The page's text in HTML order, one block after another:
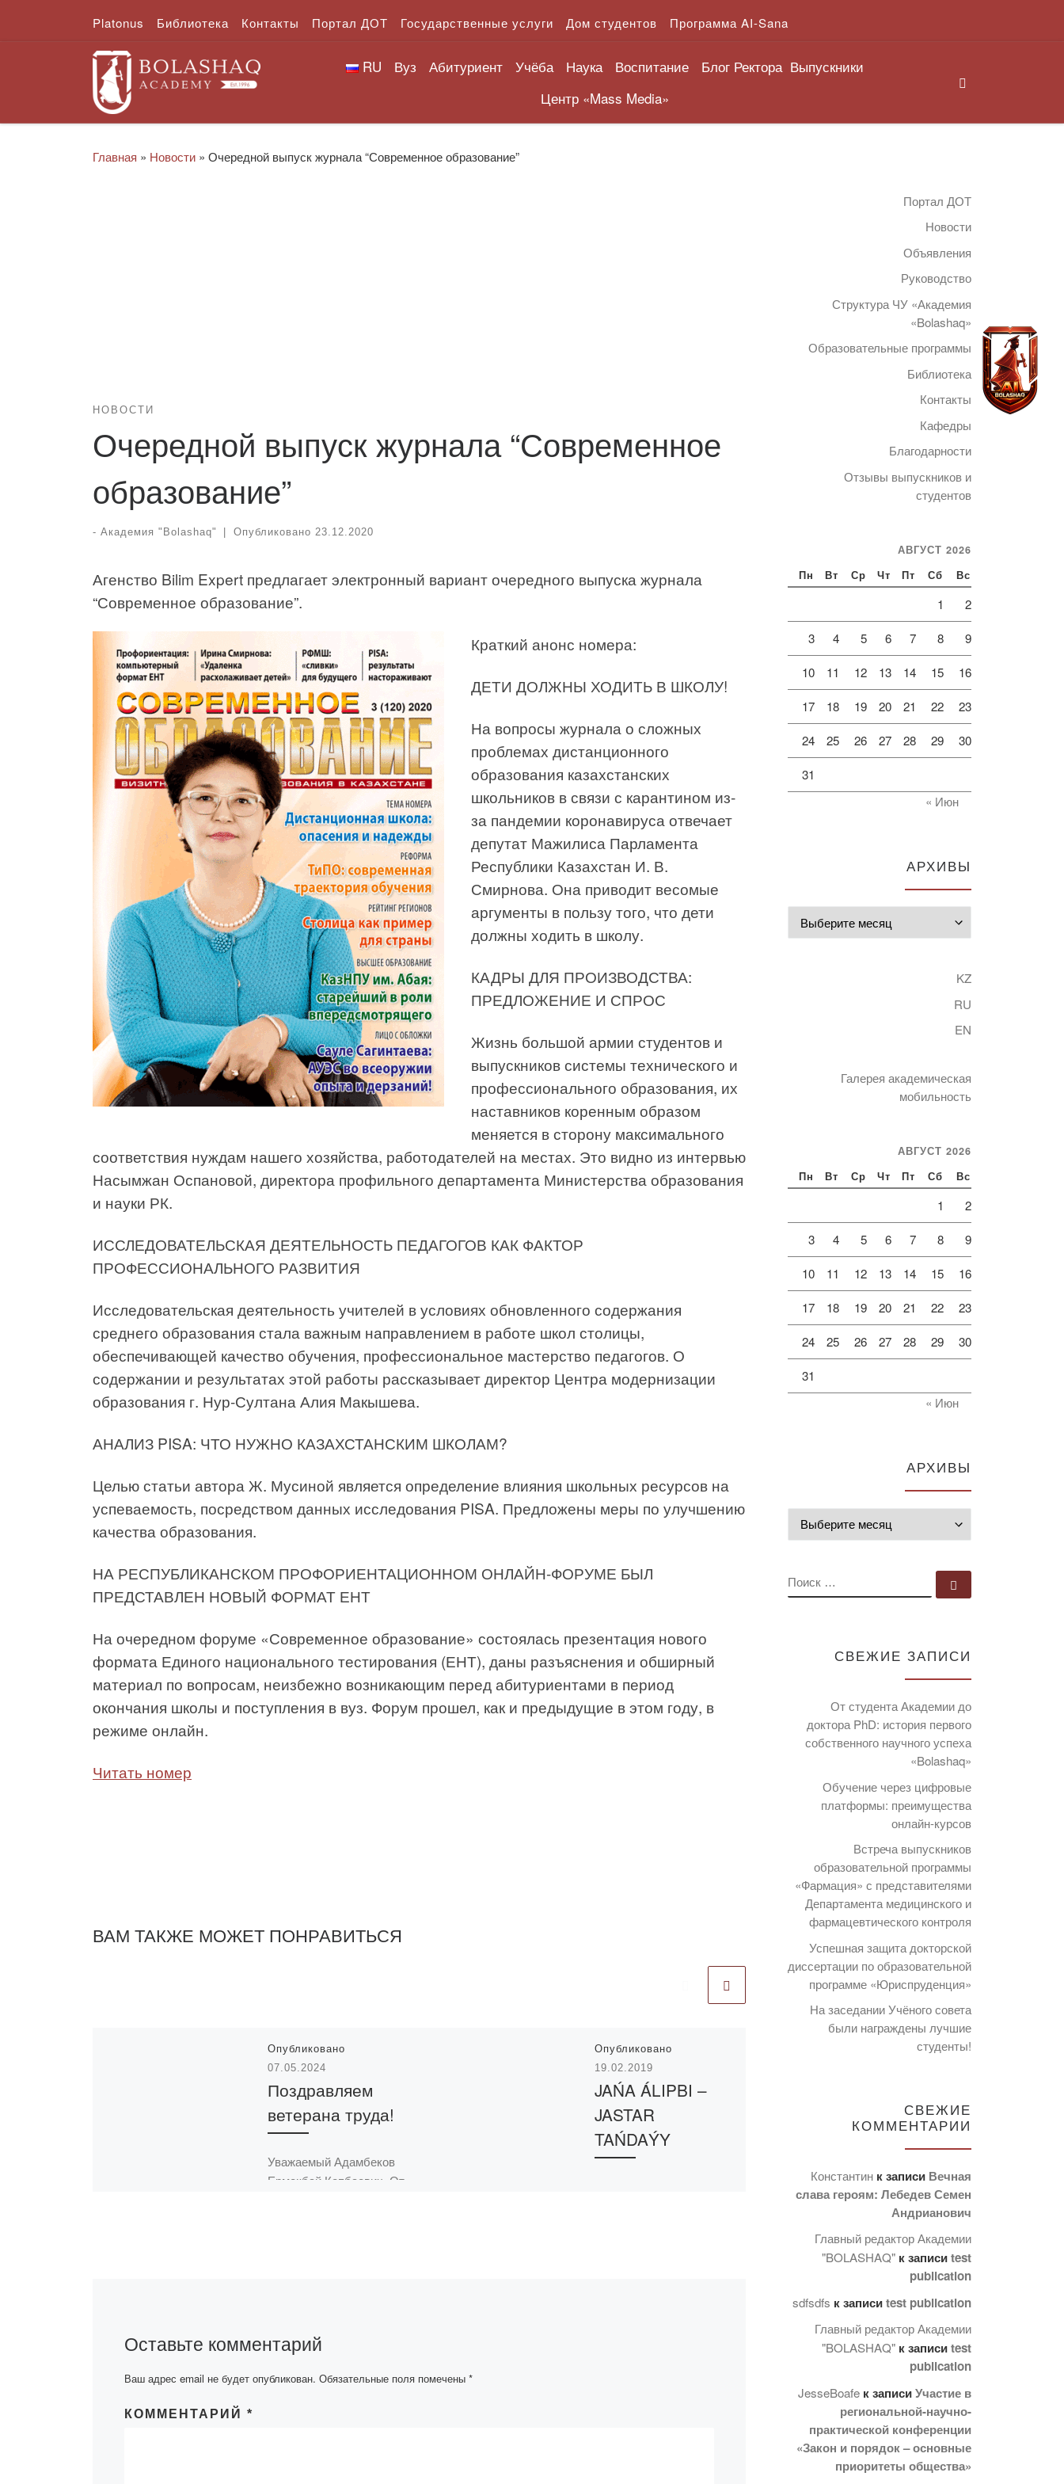
Перейти к содержимому
Platonus Библиотека Контакты Портал ДОТ Государственные услуги Дом студентов Программа AI-Sana
RU Вуз Абитуриент Учёба Наука Воспитание Блог Ректора Выпускники
Центр «Mass Media»
Главная » Новости » Очередной выпуск журнала “Современное образование”
НОВОСТИ
Очередной выпуск журнала “Современное
образование”
- Академия "Bolashaq" Опубликовано 23.12.2020
Агенство Bilim Expert предлагает электронный вариант очередного выпуска журнала
“Современное образование”.
Краткий анонс номера:
ДЕТИ ДОЛЖНЫ ХОДИТЬ В ШКОЛУ!
На вопросы журнала о сложных
проблемах дистанционного
образования казахстанских
школьников в связи с карантином из-
за пандемии коронавируса отвечает
депутат Мажилиса Парламента
Республики Казахстан И. В.
Смирнова. Она приводит весомые
аргументы в пользу того, что дети
должны ходить в школу.
КАДРЫ ДЛЯ ПРОИЗВОДСТВА:
ПРЕДЛОЖЕНИЕ И СПРОС
Жизнь большой армии студентов и
выпускников системы технического и
профессионального образования, их
наставников коренным образом
меняется в сторону максимального
соответствия нуждам нашего хозяйства, работодателей на местах. Это видно из интервью
Насымжан Оспановой, директора профильного департамента Министерства образования
и науки РК.
ИССЛЕДОВАТЕЛЬСКАЯ ДЕЯТЕЛЬНОСТЬ ПЕДАГОГОВ КАК ФАКТОР
ПРОФЕССИОНАЛЬНОГО РАЗВИТИЯ
Исследовательская деятельность учителей в условиях обновленного содержания
среднего образования стала важным направлением в работе школ столицы,
обеспечивающей качество обучения, профессиональное мастерство педагогов. О
содержании и результатах этой работы рассказывает директор Центра модернизации
образования г. Нур-Султана Алия Макышева.
АНАЛИЗ PISA: ЧТО НУЖНО КАЗАХСТАНСКИМ ШКОЛАМ?
Целью статьи автора Ж. Мусиной является определение влияния школьных ресурсов на
успеваемость, посредством данных исследования PISA. Предложены меры по улучшению
качества образования.
НА РЕСПУБЛИКАНСКОМ ПРОФОРИЕНТАЦИОННОМ ОНЛАЙН-ФОРУМЕ БЫЛ
ПРЕДСТАВЛЕН НОВЫЙ ФОРМАТ ЕНТ
На очередном форуме «Современное образование» состоялась презентация нового
формата Единого национального тестирования (ЕНТ), даны разъяснения и обширный
материал по вопросам, неизбежно возникающим перед абитуриентами в период
окончания школы и поступления в вуз. Форум прошел, как и предыдущие в этом году, в
режиме онлайн.
Читать номер
ВАМ ТАКЖЕ МОЖЕТ ПОНРАВИТЬСЯ
Опубликовано
07.05.2024
Поздравляем
ветерана труда!
Уважаемый Адамбеков
Ермекбай Копбаевич, От
Опубликовано
19.02.2019
JAŃA ÁLIPBI –
JASTAR
TAŃDAÝY
Опубликовано
Офисов
регистратора
03-04 октября 2024 года
Офисов регистратора в
Назарбаев Университете
Офисов регистратора
2024 года является
уникальной
коммуникационной
Оставьте комментарий
Ваш адрес email не будет опубликован. Обязательные поля помечены *
КОММЕНТАРИЙ *
Портал ДОТ
Новости
Объявления
Руководство
Структура ЧУ «Академия
«Bolashaq»
Образовательные программы
Библиотека
Контакты
Кафедры
Благодарности
Отзывы выпускников и
студентов
АВГУСТ 2026
Пн Вт Ср Чт Пт Сб Вс
1 2
3 4 5 6 7 8 9
10 11 12 13 14 15 16
17 18 19 20 21 22 23
24 25 26 27 28 29 30
31
« Июн
АРХИВЫ
KZ
RU
EN
Галерея академическая
мобильность
АВГУСТ 2026
Пн Вт Ср Чт Пт Сб Вс
1 2
3 4 5 6 7 8 9
10 11 12 13 14 15 16
17 18 19 20 21 22 23
24 25 26 27 28 29 30
31
« Июн
АРХИВЫ
ПОИСК
СВЕЖИЕ ЗАПИСИ
От студента Академии до
доктора PhD: история первого
собственного научного успеха
«Bolashaq»
Обучение через цифровые
платформы: преимущества
онлайн-курсов
Встреча выпускников
образовательной программы
«Фармация» с представителями
Департамента медицинского и
фармацевтического контроля
Успешная защита докторской
диссертации по образовательной
программе «Юриспруденция»
На заседании Учёного совета
были награждены лучшие
студенты!
СВЕЖИЕ
КОММЕНТАРИИ
Константин к записи Вечная
слава героям: Лебедев Семен
Андрианович
Главный редактор Академии
"BOLASHAQ" к записиtest
publication
sdfsdfs к записиtest publication
Главный редактор Академии
"BOLASHAQ" к записиtest
publication
JesseBoafe к записиУчастие в
региональной-научно-
практической конференции
«Закон и порядок – основные
приоритеты общества»